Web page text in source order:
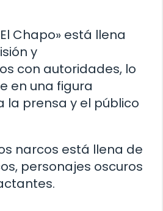
Chapo» está llena
y
con autoridades, lo
en una figura
prensa y el público
narcos está llena de
personajes oscuros